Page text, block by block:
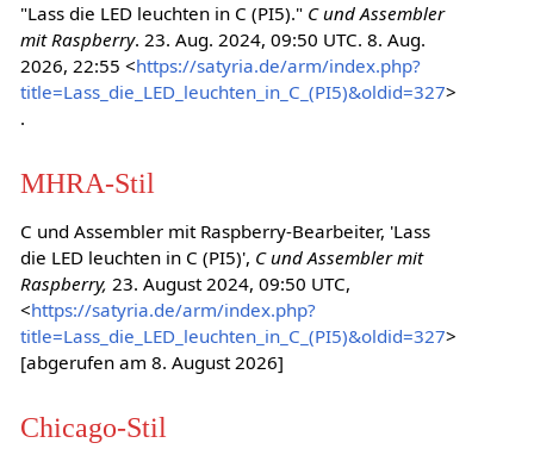
"Lass die LED leuchten in C (PI5)." C und Assembler
mit Raspberry. 23. Aug. 2024, 09:50 UTC. 8. Aug.
2026, 22:55 <https://satyria.de/arm/index.php?
title=Lass_die_LED_leuchten_in_C_(PI5)&oldid=327>
.
MHRA-Stil
C und Assembler mit Raspberry-Bearbeiter, 'Lass
die LED leuchten in C (PI5)', C und Assembler mit
Raspberry, 23. August 2024, 09:50 UTC,
<https://satyria.de/arm/index.php?
title=Lass_die_LED_leuchten_in_C_(PI5)&oldid=327>
[abgerufen am 8. August 2026]
Chicago-Stil